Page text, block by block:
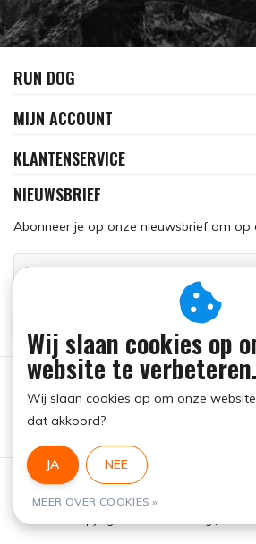
RUN DOG
MIJN ACCOUNT
KLANTENSERVICE
NIEUWSBRIEF
Abonneer je op onze nieuwsbrief om op
Algemene voorwaarden
Wij slaan cookies op
website te verbeteren.
Wij slaan cookies op om onze
dat akkoord?
JA NEE
MEER OVER COOKIES »